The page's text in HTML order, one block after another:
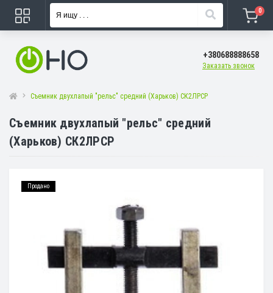
0
+380688888658
Заказать звонок
Съемник двухлапый "рельс" средний (Харьков) СК2ЛРСР
Съемник двухлапый "рельс" средний
(Харьков) СК2ЛРСР
Продано